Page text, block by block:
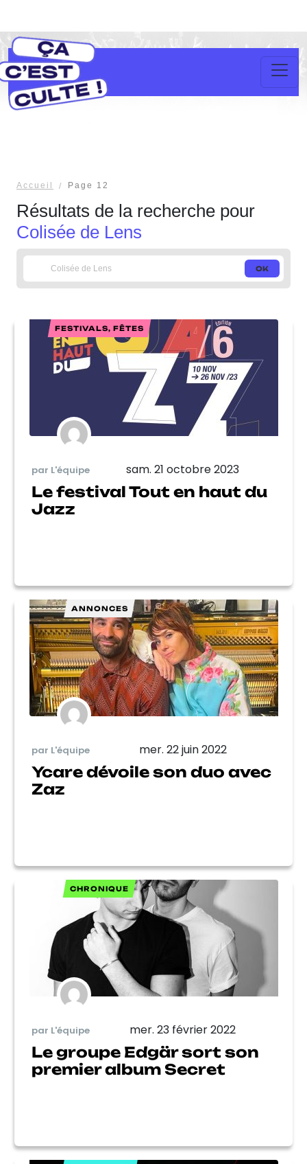
Accueil Page 12
Résultats de la recherche pour
Colisée de Lens
FESTIVALS, FÊTES
par L'équipe sam. 21 octobre 2023
Le festival Tout en haut du
Jazz
ANNONCES
par L'équipe mer. 22 juin 2022
Ycare dévoile son duo avec
Zaz
CHRONIQUE
par L'équipe mer. 23 février 2022
Le groupe Edgär sort son
premier album Secret